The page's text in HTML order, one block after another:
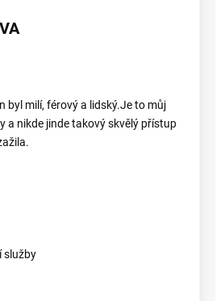
byl milí, férový a lidský.Je to můj
a nikde jinde takový skvělý přístup
služby